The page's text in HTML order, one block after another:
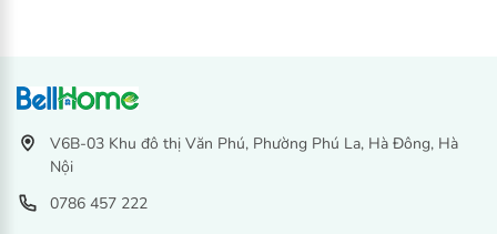
V6B-03 Khu đô thị Văn Phú, Phường Phú La, Hà Đông, Hà
Nội
0786 457 222